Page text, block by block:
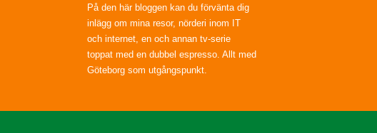
På den här bloggen kan du förvänta dig
inlägg om mina resor, nörderi inom IT
och internet, en och annan tv-serie
toppat med en dubbel espresso. Allt med
Göteborg som utgångspunkt.